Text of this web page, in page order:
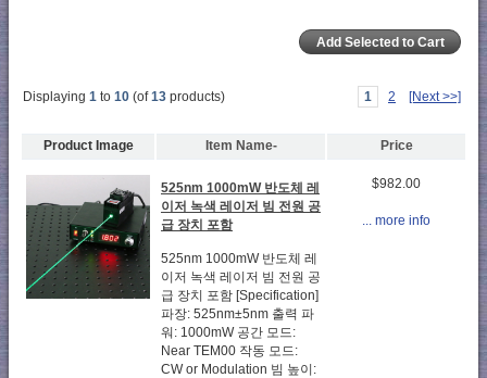
Displaying 1 to 10 (of13 products) 1 2 [Next >>]
Product Image Item Name- Price
525nm 1000mW 반도체 레
이저 녹색 레이저 빔 전원 공
급 장치 포함
525nm 1000mW 반도체 레
이저 녹색 레이저 빔 전원 공
급 장치 포함 [Specification]
파장: 525nm±5nm 출력 파
워: 1000mW 공간 모드:
Near TEM00 작동 모드:
CW or Modulation 빔 높이:
$982.00
... more info